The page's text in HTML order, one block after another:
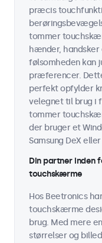
præcis
tommer
hænder, handsker
følsomheden kan
præferencer.
perfekt opfylder
velegnet til brug i
tommer
der bruger et
Samsung DeX
Din partner inden
touchskærme
Hos Beetronics
touchskærme
brug. Med mere
størrelser og